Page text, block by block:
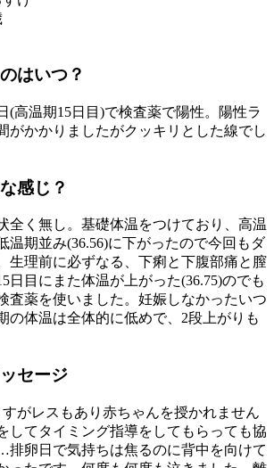
はいつ？
(高温期15日目)で検査薬で陽性。陽性ラ
がかかりましたがクッキリとした線でし
感じ？
全く無し。基礎体温をつけており、高温
温期並み(36.56)に下がったので今回もダ
生理前に必ずなる、下痢と下腹部痛と膣
日目にまた体温が上がった(36.75)のでも
査薬を使いました。妊娠しなかったいつ
の体温は全体的に低めで、2段上がりも
セージ
がレスもあり赤ちゃんを授かれません
してタイミング指導をしてもらっても協
排卵日で気持ちは焦るのに背中を向けて